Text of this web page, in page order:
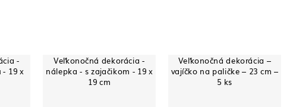
-
- 19 x
Veľkonočná dekorácia -
nálepka - s zajačikom - 19 x
19 cm
Veľkonočná dekorácia –
vajíčko na paličke – 23 cm –
5 ks